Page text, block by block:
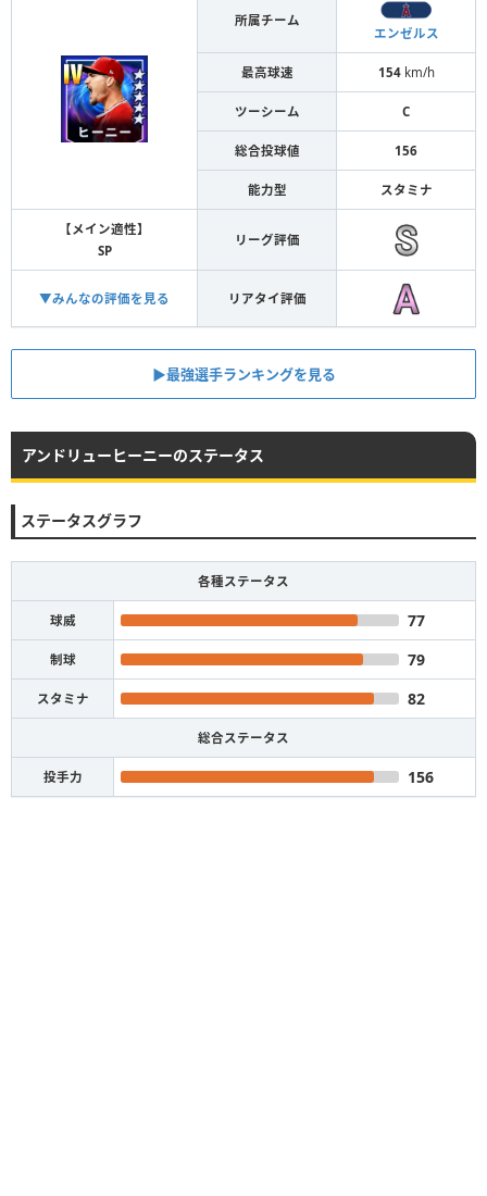
所属チーム
エンゼルス
最高球速 154km/h
ツーシーム C
総合投球値 156
能力型 スタミナ
【メイン適性】
SP
リーグ評価
▼みんなの評価を見る リアタイ評価
▶︎最強選手ランキングを見る
アンドリューヒーニーのステータス
ステータスグラフ
各種ステータス
球威 77
制球 79
スタミナ 82
総合ステータス
投手力 156